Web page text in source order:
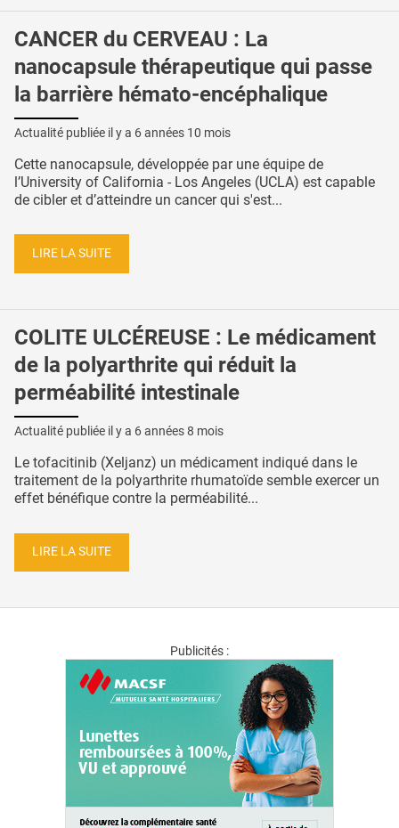
CANCER du CERVEAU : La
nanocapsule thérapeutique qui passe
la barrière hémato-encéphalique
Actualité publiée il y a 6 années 10 mois
Cette nanocapsule, développée par une équipe de
l’University of California - Los Angeles (UCLA) est capable
de cibler et d’atteindre un cancer qui s'est...
LIRE LA SUITE
COLITE ULCÉREUSE : Le médicament
de la polyarthrite qui réduit la
perméabilité intestinale
Actualité publiée il y a 6 années 8 mois
Le tofacitinib (Xeljanz) un médicament indiqué dans le
traitement de la polyarthrite rhumatoïde semble exercer un
effet bénéfique contre la perméabilité...
LIRE LA SUITE
Publicités :